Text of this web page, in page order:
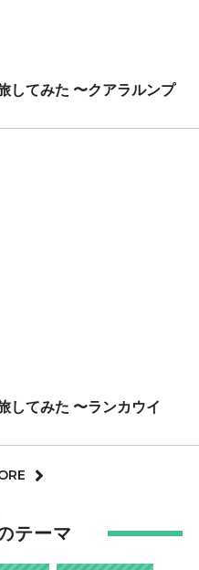
してみた 〜クアラルンプ
してみた 〜ランカウイ
テーマ